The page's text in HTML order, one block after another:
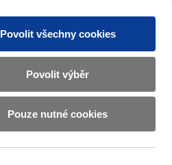
Povolit všechny cookies
Povolit výběr
Pouze nutné cookies
MAJETKOVÝ ÚČET
Kontakty